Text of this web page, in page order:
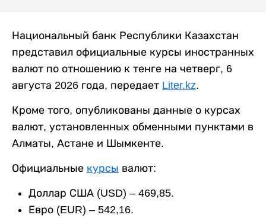
Национальный банк Республики Казахстан
представил официальные курсы иностранных
валют по отношению к тенге на четверг, 6
августа 2026 года, передает Liter.kz.
Кроме того, опубликованы данные о курсах
валют, установленных обменными пунктами в
Алматы, Астане и Шымкенте.
Официальные курсы валют:
Доллар США (USD) – 469,85.
Евро (EUR) – 542,16.